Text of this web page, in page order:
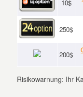
10$
250$
200$
Risikowarnung: Ihr